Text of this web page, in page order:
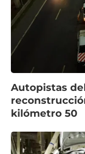
Autopistas
kilómetro 50